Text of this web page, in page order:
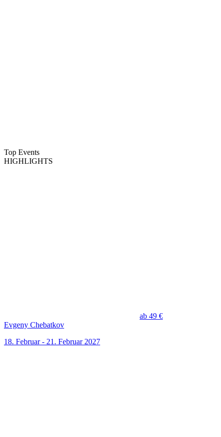
Top Events
HIGHLIGHTS
ab 49 €
Evgeny Chebatkov
18. Februar - 21. Februar 2027